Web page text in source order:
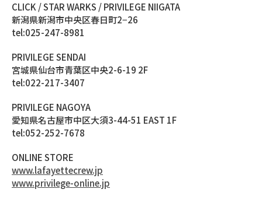
CLICK / STAR WARKS / PRIVILEGE NIIGATA
新潟県新潟市中央区春日町2−26
tel:025-247-8981
PRIVILEGE SENDAI
宮城県仙台市青葉区中央2-6-19 2F
tel:022-217-3407
PRIVILEGE NAGOYA
愛知県名古屋市中区大須3-44-51 EAST 1F
tel:052-252-7678
ONLINE STORE
www.lafayettecrew.jp
www.privilege-online.jp